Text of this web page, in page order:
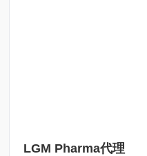
LGM Pharma代理